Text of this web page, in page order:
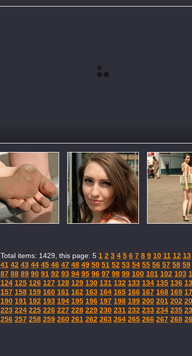
Total items: 1429, this page: 5 1 2 3 4 5 6 7 8 9 10 11 12 13
41 42 43 44 45 46 47 48 49 50 51 52 53 54 55 56 57 58 59
87 88 89 90 91 92 93 94 95 96 97 98 99 100 101 102 103
124 125 126 127 128 129 130 131 132 133 134 135 136
157 158 159 160 161 162 163 164 165 166 167 168 169
190 191 192 193 194 195 196 197 198 199 200 201 202
223 224 225 226 227 228 229 230 231 232 233 234 235
256 257 258 259 260 261 262 263 264 265 266 267 268